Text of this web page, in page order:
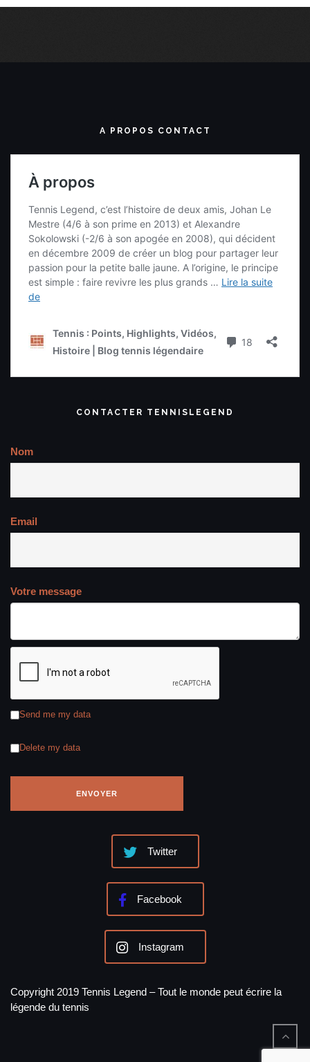
A PROPOS CONTACT
CONTACTER TENNISLEGEND
Nom
Email
Votre message
Send me my data
Delete my data
Twitter
Facebook
Instagram
Copyright 2019 Tennis Legend – Tout le monde peut écrire la
légende du tennis